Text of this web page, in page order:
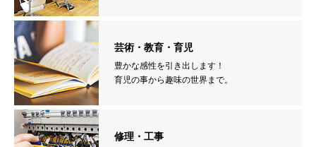
芸術・教育・育児
豊かな感性を引き出します！
育児の事から趣味の世界まで。
修理・工事